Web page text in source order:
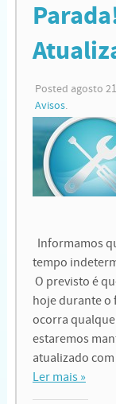
Posted agosto
Avisos.
Informamos
tempo
O previsto é
hoje durante o
ocorra
estaremos
atualizado
Ler mais »